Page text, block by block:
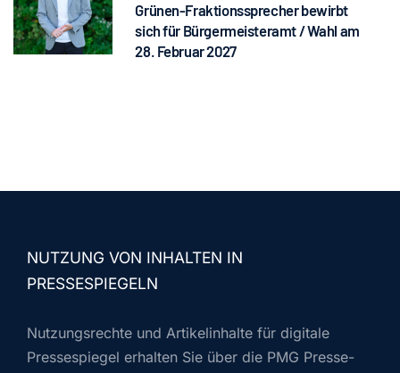
Grünen-Fraktionssprecher bewirbt
sich für Bürgermeisteramt / Wahl am
28. Februar 2027
NUTZUNG VON INHALTEN IN
PRESSESPIEGELN
Nutzungsrechte und Artikelinhalte für digitale
Pressespiegel erhalten Sie über die PMG Presse-